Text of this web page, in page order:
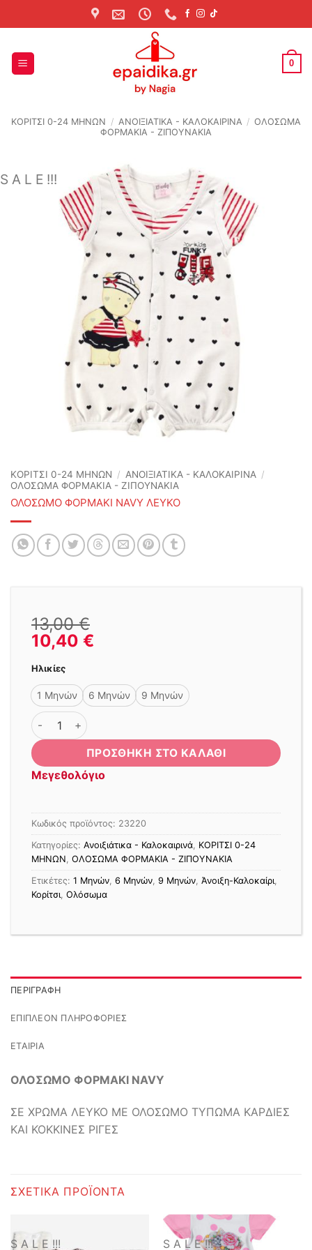
to
0
ΚΟΡΙΤΣΙ 0-24 MΗΝΩΝ / ΑΝΟΙΞΙΆΤΙΚΑ - ΚΑΛΟΚΑΙΡΙΝΆ / ΟΛΟΣΩΜΑ
ΦΟΡΜΑΚΙΑ - ΖΙΠΟΥΝΑΚΙΑ
S A L E !!!
ΚΟΡΙΤΣΙ 0-24 MΗΝΩΝ / ΑΝΟΙΞΙΆΤΙΚΑ - ΚΑΛΟΚΑΙΡΙΝΆ /
ΟΛΟΣΩΜΑ ΦΟΡΜΑΚΙΑ - ΖΙΠΟΥΝΑΚΙΑ
ΟΛΟΣΩΜΟ ΦΟΡΜΑΚΙ NAVY ΛΕΥΚΟ
13,00€
10,40 €
Ηλικίες
1 Μηνών 6 Μηνών
9 Μηνών
ΟΛΟΣΩΜΟ ΦΟΡΜΑΚΙ NAVY ΛΕΥΚΟ ποσότητα
ΠΡΟΣΘΉΚΗ ΣΤΟ ΚΑΛΆΘΙ
Μεγεθολόγιο
Κωδικός προϊόντος: 23220
Κατηγορίες: Ανοιξιάτικα - Καλοκαιρινά ΚΟΡΙΤΣΙ 0-24
MΗΝΩΝ ΟΛΟΣΩΜΑ ΦΟΡΜΑΚΙΑ - ΖΙΠΟΥΝΑΚΙΑ
Ετικέτες: 1 Μηνών 6 Μηνών 9 Μηνών Άνοιξη-Καλοκαίρι
Κορίτσι Ολόσωμα
ΠΕΡΙΓΡΑΦΉ
ΕΠΙΠΛΈΟΝ ΠΛΗΡΟΦΟΡΊΕΣ
ΕΤΑΙΡΊΑ
ΟΛΟΣΩΜΟ ΦΟΡΜΑΚΙ NAVY
ΣΕ ΧΡΩΜΑ ΛΕΥΚΟ ΜΕ ΟΛΟΣΩΜΟ ΤΥΠΩΜΑ ΚΑΡΔΙΕΣ
ΚΑΙ ΚΟΚΚΙΝΕΣ ΡΙΓΕΣ
ΣΧΕΤΙΚΆ ΠΡΟΪΌΝΤΑ
S A L E !!! S A L E !!!